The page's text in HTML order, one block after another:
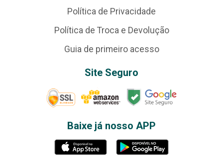
Política de Privacidade
Política de Troca e Devolução
Guia de primeiro acesso
Site Seguro
Baixe já nosso APP